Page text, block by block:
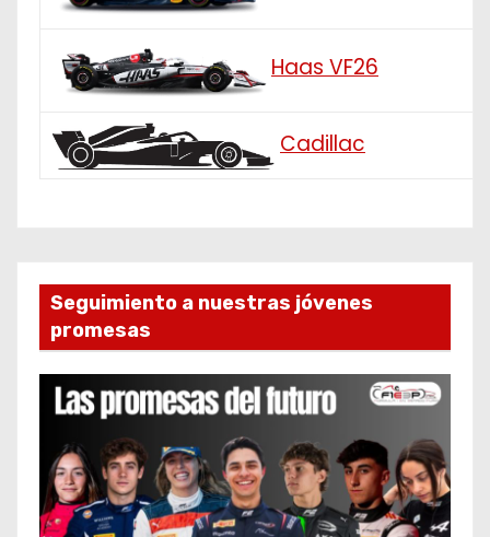
Haas VF26
Cadillac
Seguimiento a nuestras jóvenes
promesas